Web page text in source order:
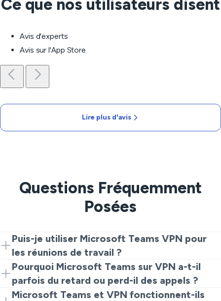
Ce que nos utilisateurs disent
Avis d'experts
Avis sur l'App Store
Lire plus d'avis
Questions Fréquemment
Posées
Puis-je utiliser Microsoft Teams VPN pour
les réunions de travail ?
Oui. Connectez-vous à VeePN, puis ouvrez Teams et
rejoignez votre réunion. En tant que meilleure pratique,
suivez les règles de sécurité de votre entreprise lors
Pourquoi Microsoft Teams sur VPN a-t-il
parfois du retard ou perd-il des appels ?
C'est généralement dû à la distance ou au routage. Si
Microsoft Teams et VPN fonctionnent-ils